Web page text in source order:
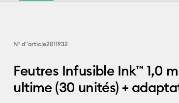
N° d''article2011932
Feutres Infusible Ink™ 1,0
ultime (30 unités) +